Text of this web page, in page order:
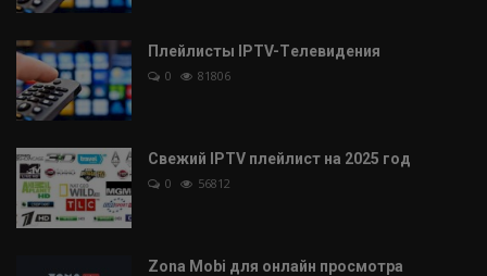
Плейлисты IPTV-Tелевидения
0 81806
Свежий IPTV плейлист на 2025 год
0 56812
Zona Mobi для онлайн просмотра